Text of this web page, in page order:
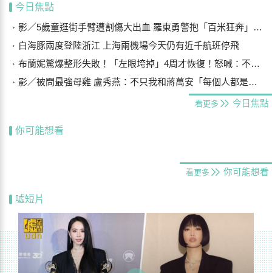
今日焦點
影／5歲童逛街手臂遭割傷大出血 羅東勇警抱「百米狂奔」送醫救命
白海豚兩度登陸浙江 上海兩機場今天仍有近千航班停飛
布蘭妮驚爆整形失敗！「左眼垮掉」4周才恢復！怒喊：不能相信任何人
影／被問最強母雞 盧秀燕：不只我和蔣萬安「每個人都是母雞」
看更多 今日焦點
你可能想看
看更多 你可能想看
噓短片